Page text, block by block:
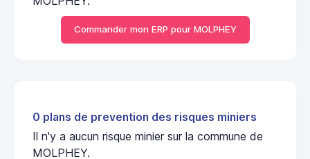
Commander mon ERP pour MOLPHEY
0 plans de prevention des risques miniers
Il n'y a aucun risque minier sur la commune de
MOLPHEY.